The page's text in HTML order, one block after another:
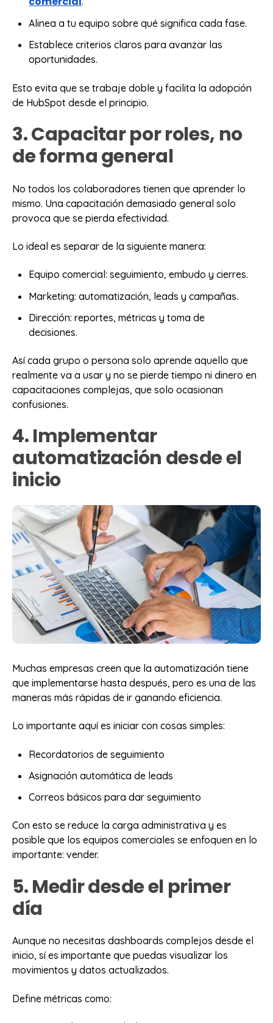
Alinea a tu equipo sobre qué significa cada fase.
Establece criterios claros para avanzar las
oportunidades.
Esto evita que se trabaje doble y facilita la adopción
de HubSpot desde el principio.
3. Capacitar por roles, no
de forma general
No todos los colaboradores tienen que aprender lo
mismo. Una capacitación demasiado general solo
provoca que se pierda efectividad.
Lo ideal es separar de la siguiente manera:
Equipo comercial: seguimiento, embudo y cierres.
Marketing: automatización, leads y campañas.
Dirección: reportes, métricas y toma de
decisiones.
Así cada grupo o persona solo aprende aquello que
realmente va a usar y no se pierde tiempo ni dinero en
capacitaciones complejas, que solo ocasionan
confusiones.
4. Implementar
automatización desde el
inicio
Muchas empresas creen que la automatización tiene
que implementarse hasta después, pero es una de las
maneras más rápidas de ir ganando eficiencia.
Lo importante aquí es iniciar con cosas simples:
Recordatorios de seguimiento
Asignación automática de leads
Correos básicos para dar seguimiento
Con esto se reduce la carga administrativa y es
posible que los equipos comerciales se enfoquen en lo
importante: vender.
5. Medir desde el primer
día
Aunque no necesitas dashboards complejos desde el
inicio, sí es importante que puedas visualizar los
movimientos y datos actualizados.
Define métricas como: